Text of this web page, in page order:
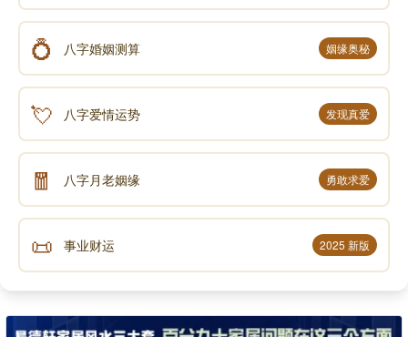
💍 八字婚姻测算 姻缘奥秘
💘 八字爱情运势 发现真爱
🧧 八字月老姻缘 勇敢求爱
📜 事业财运 2025 新版